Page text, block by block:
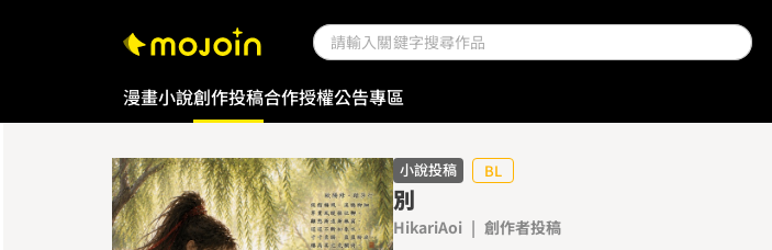
漫畫小說創作投稿合作授權公告專區
小說投稿 BL
別
HikariAoi | 創作者投稿
0
0
3
5